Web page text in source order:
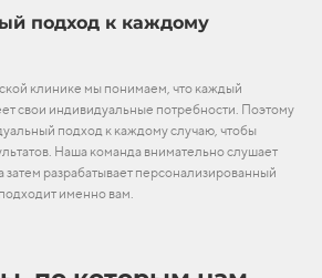
подход к каждому
клинике мы понимаем, что каждый
свои индивидуальные потребности. Поэтому
подход к каждому случаю, чтобы
Наша команда внимательно слушает
разрабатывает персонализированный
именно вам.